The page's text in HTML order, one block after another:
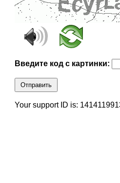
Введите код с картинки:
Отправить
Your support ID is: